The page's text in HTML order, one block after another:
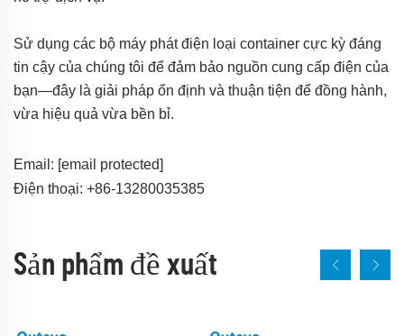
Sử dụng các bộ máy phát điện loại container cực kỳ đáng
tin cậy của chúng tôi để đảm bảo nguồn cung cấp điện của
bạn—đây là giải pháp ổn định và thuận tiện để đồng hành,
vừa hiệu quả vừa bền bỉ.
Email: [email protected]
Điện thoại: +86-13280035385
Sản phẩm đề xuất